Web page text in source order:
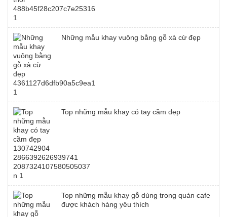
Những mẫu khay vuông bằng gỗ xà cừ đẹp
Top những mẫu khay có tay cầm đẹp
Top những mẫu khay gỗ dùng trong quán cafe
được khách hàng yêu thích